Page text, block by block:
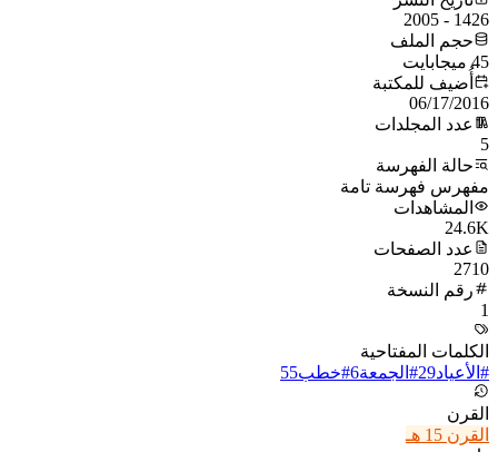
1426 - 2005
حجم الملف
45 ميجابايت
أُضيف للمكتبة
06/17/2016
عدد المجلدات
5
حالة الفهرسة
مفهرس فهرسة تامة
المشاهدات
24.6K
عدد الصفحات
2710
رقم النسخة
1
الكلمات المفتاحية
# الأعياد29
# الجمعة6
#خطب55
القرن
القرن 15 هـ